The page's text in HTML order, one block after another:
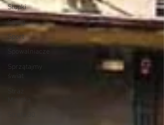
Słupki
Smog
Sport
Spowalniacze
Sprzątajmy
świat
Straż